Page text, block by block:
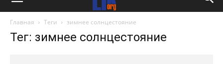
Главная Теги зимнее солнцестояние
Тег: зимнее солнцестояние